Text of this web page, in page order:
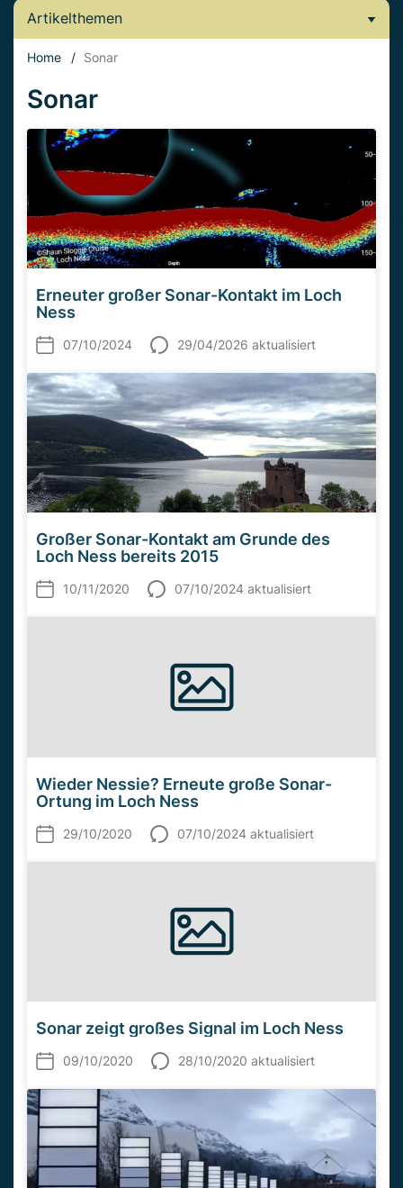
Artikelthemen
Home / Sonar
Sonar
Erneuter großer Sonar-Kontakt im Loch
Ness
07/10/2024 29/04/2026 aktualisiert
Großer Sonar-Kontakt am Grunde des
Loch Ness bereits 2015
10/11/2020 07/10/2024 aktualisiert
Wieder Nessie? Erneute große Sonar-
Ortung im Loch Ness
29/10/2020 07/10/2024 aktualisiert
Sonar zeigt großes Signal im Loch Ness
09/10/2020 28/10/2020 aktualisiert